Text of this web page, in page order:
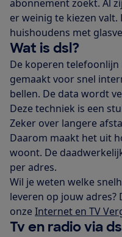
abonnement zoekt. Al
er weinig te kiezen valt.
huishoudens met
Wat is dsl?
De koperen telefoonlijn
gemaakt voor snel
bellen. De data wordt
Deze techniek is een
Zeker over langere
Daarom maakt het uit
woont. De
per adres.
Wil je weten welke
leveren op jouw adres?
onzeInternet en TV
Tv en radio via